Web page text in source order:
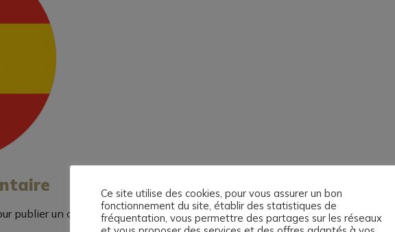
publier un commentaire.
Ce site utilise des cookies, pour vous assurer un bon
fonctionnement du site, établir des statistiques de
fréquentation, vous permettre des partages sur les réseaux